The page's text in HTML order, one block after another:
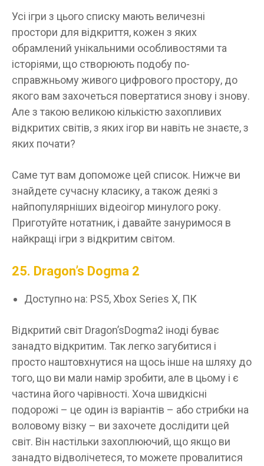
Усі ігри з цього списку мають величезні
простори для відкриття, кожен з яких
обрамлений унікальними особливостями та
історіями, що створюють подобу по-
справжньому живого цифрового простору, до
якого вам захочеться повертатися знову і знову.
Але з такою великою кількістю захопливих
відкритих світів, з яких ігор ви навіть не знаєте, з
яких почати?
Саме тут вам допоможе цей список. Нижче ви
знайдете сучасну класику, а також деякі з
найпопулярніших відеоігор минулого року.
Приготуйте нотатник, і давайте зануримося в
найкращі ігри з відкритим світом.
25. Dragon’s Dogma 2
Доступно на: PS5, Xbox Series X, ПК
Відкритий світ Dragon’sDogma2 іноді буває
занадто відкритим. Так легко загубитися і
просто наштовхнутися на щось інше на шляху до
того, що ви мали намір зробити, але в цьому і є
частина його чарівності. Хоча швидкісні
подорожі – це один із варіантів – або стрибки на
воловому візку – ви захочете дослідити цей
світ. Він настільки захоплюючий, що якщо ви
занадто відволічетеся, то можете провалитися